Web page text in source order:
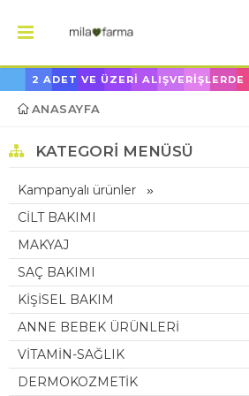
2 ADET VE ÜZERİ
ANASAYFA
KATEGORI MENÜSÜ
Kampanyalı ürünler
CİLT BAKIMI
MAKYAJ
SAÇ BAKIMI
KİŞİSEL BAKIM
ANNE BEBEK ÜRÜNLERİ
VİTAMİN-SAĞLIK
DERMOKOZMETİK